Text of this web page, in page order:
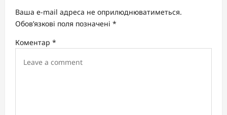
a
t
i
Ваша e-mail адреса не оприлюднюватиметься.
Обов’язкові поля позначені *
Коментар *